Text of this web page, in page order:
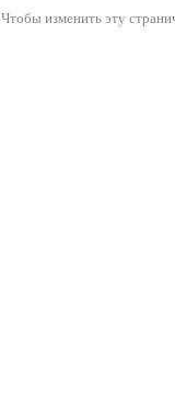
Чтобы изменить эту